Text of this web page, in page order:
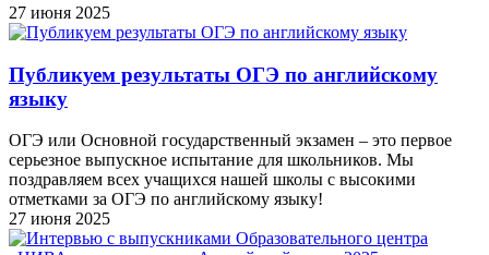
27 июня 2025
Публикуем результаты ОГЭ по английскому
языку
ОГЭ или Основной государственный экзамен – это первое
серьезное выпускное испытание для школьников. Мы
поздравляем всех учащихся нашей школы с высокими
отметками за ОГЭ по английскому языку!
27 июня 2025